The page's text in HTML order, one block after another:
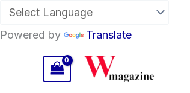
Powered by
Translate